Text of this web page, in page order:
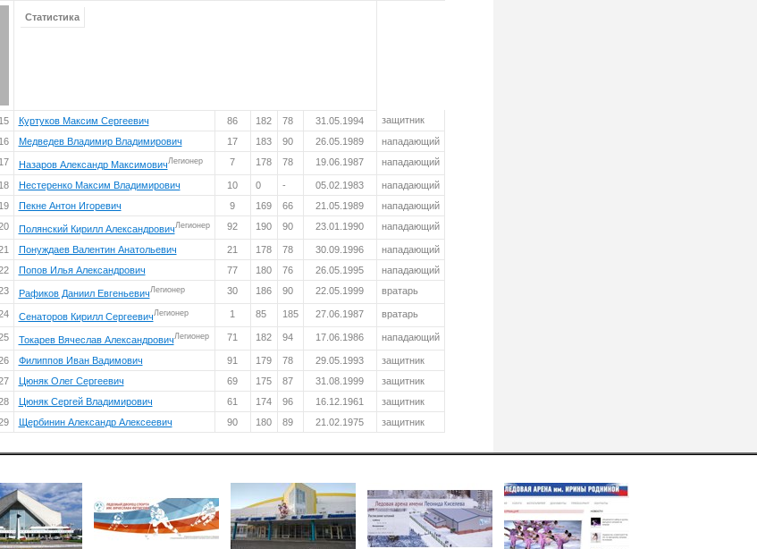
Статистика
15 Куртуков Максим Сергеевич 86 182 78 31.05.1994
защитник
16
Медведев Владимир Владимирович 17 183 90 26.05.1989
нападающий
17
Назаров Александр МаксимовичЛегионер 7 178 78 19.06.1987 нападающий
18 Нестеренко Максим Владимирович 10 0 - 05.02.1983
нападающий
19
Пекне Антон Игоревич 9 169 66 21.05.1989
нападающий
Полянский Кирилл АлександровичЛегионер 92 190 90 23.01.1990 нападающий
Понуждаев Валентин Анатольевич 21 178 78 30.09.1996
нападающий
Попов Илья Александрович 77 180 76 26.05.1995
нападающий
Рафиков Даниил ЕвгеньевичЛегионер 30 186 90 22.05.1999 вратарь
Сенаторов Кирилл СергеевичЛегионер 1 85 185 27.06.1987 вратарь
Токарев Вячеслав АлександровичЛегионер 71 182 94 17.06.1986 нападающий
Филиппов Иван Вадимович 91 179 78 29.05.1993
защитник
Цюняк Олег Сергеевич 69 175 87 31.08.1999
защитник
Цюняк Сергей Владимирович 61 174 96 16.12.1961
защитник
Щербинин Александр Алексеевич 90 180 89 21.02.1975 защитник